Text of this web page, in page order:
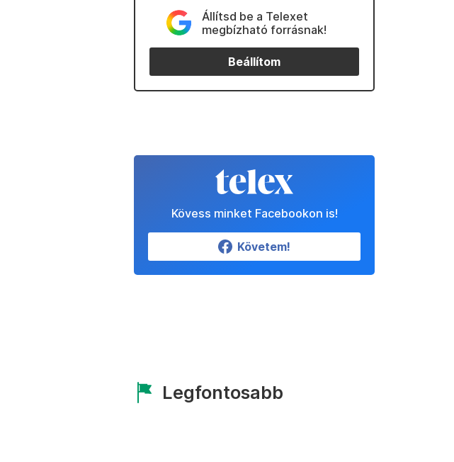
Állítsd be a Telexet
megbízható forrásnak!
Beállítom
Kövess minket Facebookon is!
Követem!
Legfontosabb